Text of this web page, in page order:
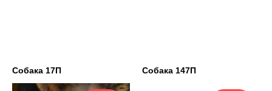
Собака 17П Собака 147П